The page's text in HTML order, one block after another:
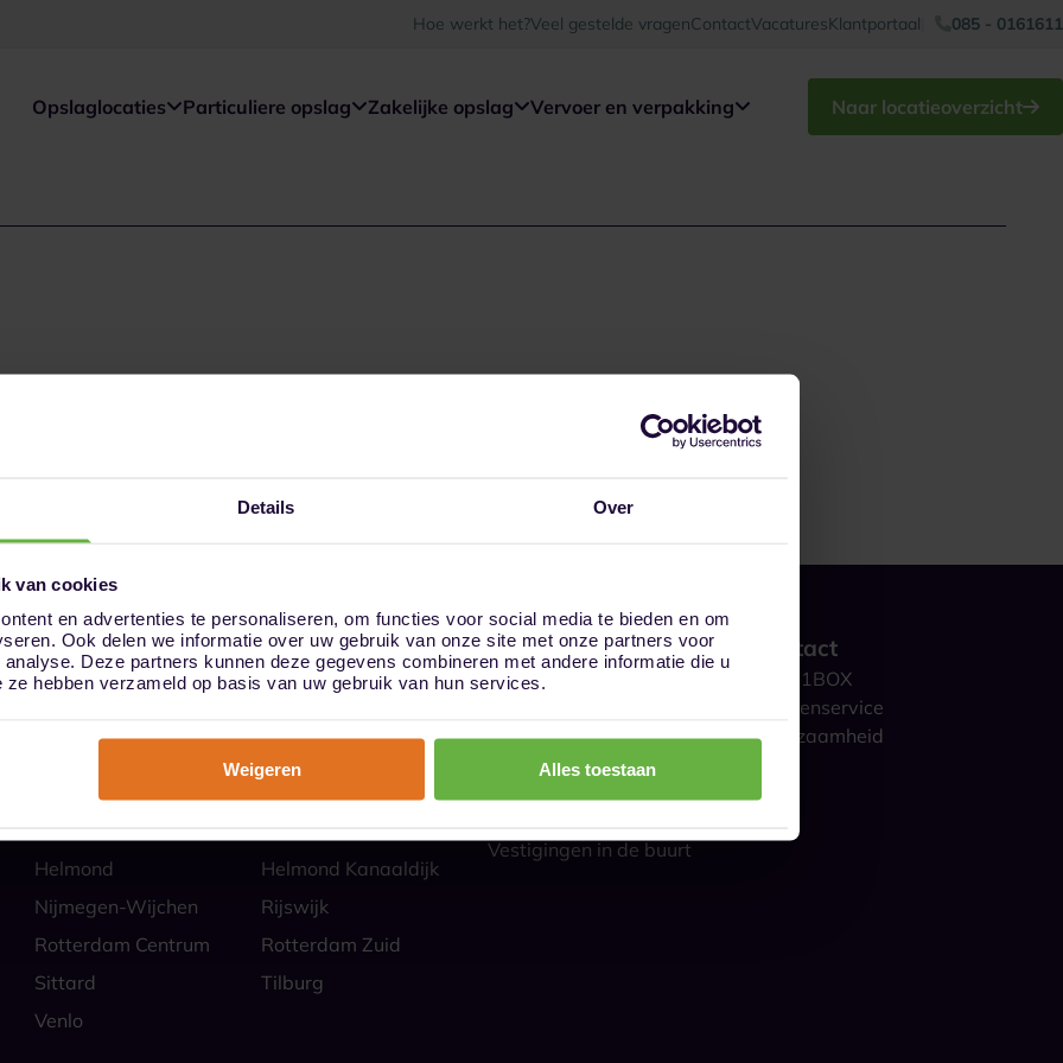
Details Over
van cookies
en advertenties te personaliseren, om functies voor social media te bieden en om
Ook delen we informatie over uw gebruik van onze site met onze partners voor
Deze partners kunnen deze gegevens combineren met andere informatie die u
hebben verzameld op basis van uw gebruik van hun services.
Weigeren Alles toestaan
Hoe werkt het?Veel gestelde vragenContactVacaturesKlantportaal 085 - 0161611
Opslaglocaties Particuliere opslag Zakelijke opslag Vervoer en verpakking Naar locatieoverzicht
Almere
Alphen aan den Rijn
Eindhoven Best
Helmond
Helmond Kanaaldijk
Nijmegen-Wijchen
Rijswijk
Rotterdam Centrum
Rotterdam Zuid
Sittard
Tilburg
Venlo
Hoe werkt het?
Veilige opslag
Particulieren
Zakelijk
Vestigingen in de buurt
Contact
Over 1BOX
Klantenservice
Duurzaamheid